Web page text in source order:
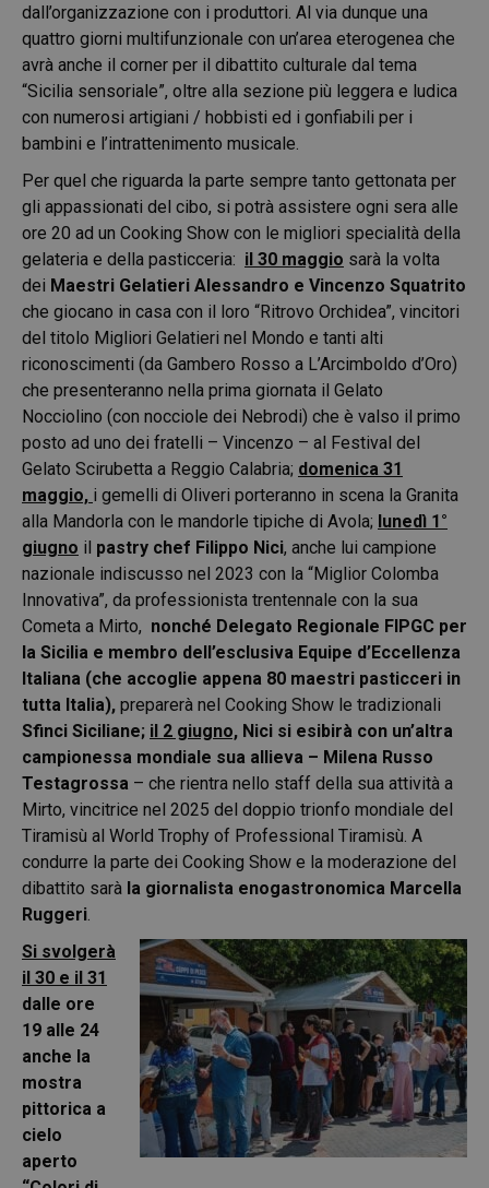
dall’organizzazione con i produttori. Al via dunque una
quattro giorni multifunzionale con un’area eterogenea che
avrà anche il corner per il dibattito culturale dal tema
“Sicilia sensoriale”, oltre alla sezione più leggera e ludica
con numerosi artigiani / hobbisti ed i gonfiabili per i
bambini e l’intrattenimento musicale.
Per quel che riguarda la parte sempre tanto gettonata per
gli appassionati del cibo, si potrà assistere ogni sera alle
ore 20 ad un Cooking Show con le migliori specialità della
gelateria e della pasticceria: il 30 maggio sarà la volta
dei Maestri Gelatieri Alessandro e Vincenzo Squatrito
che giocano in casa con il loro “Ritrovo Orchidea”, vincitori
del titolo Migliori Gelatieri nel Mondo e tanti alti
riconoscimenti (da Gambero Rosso a L’Arcimboldo d’Oro)
che presenteranno nella prima giornata il Gelato
Nocciolino (con nocciole dei Nebrodi) che è valso il primo
posto ad uno dei fratelli – Vincenzo – al Festival del
Gelato Scirubetta a Reggio Calabria; domenica 31
maggio, i gemelli di Oliveri porteranno in scena la Granita
alla Mandorla con le mandorle tipiche di Avola; lunedì 1°
giugno il pastry chef Filippo Nici, anche lui campione
nazionale indiscusso nel 2023 con la “Miglior Colomba
Innovativa”, da professionista trentennale con la sua
Cometa a Mirto, nonché Delegato Regionale FIPGC per
la Sicilia e membro dell’esclusiva Equipe d’Eccellenza
Italiana (che accoglie appena 80 maestri pasticceri in
tutta Italia), preparerà nel Cooking Show le tradizionali
Sfinci Siciliane; il 2 giugno, Nici si esibirà con un’altra
campionessa mondiale sua allieva – Milena Russo
Testagrossa – che rientra nello staff della sua attività a
Mirto, vincitrice nel 2025 del doppio trionfo mondiale del
Tiramisù al World Trophy of Professional Tiramisù. A
condurre la parte dei Cooking Show e la moderazione del
dibattito sarà la giornalista enogastronomica Marcella
Ruggeri.
Si svolgerà
il 30 e il 31
dalle ore
19 alle 24
anche la
mostra
pittorica a
cielo
aperto